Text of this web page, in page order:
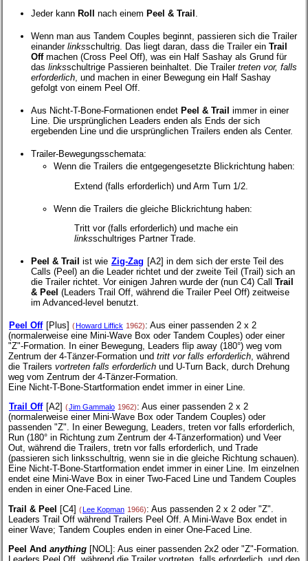
Jeder kann Roll nach einem Peel & Trail .
Wenn man aus Tandem Couples beginnt, passieren sich die Trailer
einander linksschultrig. Das liegt daran, dass die Trailer ein Trail
Offmachen (Cross Peel Off), was ein Half Sashay als Grund für
das linksschultrige Passieren beinhaltet. Die Trailer treten vor, falls
erforderlich, und machen in einer Bewegung ein Half Sashay
gefolgt von einem Peel Off.
Aus Nicht-T-Bone-Formationen endet Peel & Trail immer in einer
Line. Die ursprünglichen Leaders enden als Ends der sich
ergebenden Line und die ursprünglichen Trailers enden als Center.
Trailer-Bewegungsschemata:
Wenn die Trailers die entgegengesetzte Blickrichtung haben:
Extend (falls erforderlich) und Arm Turn 1/2.
Wenn die Trailers die gleiche Blickrichtung haben:
Tritt vor (falls erforderlich) und mache ein
linksschultriges Partner Trade.
Peel & Trail ist wie Zig-Zag [A2] in dem sich der erste Teil des
Calls (Peel) an die Leader richtet und der zweite Teil (Trail) sich an
die Trailer richtet. Vor einigen Jahren wurde der (nun C4) Call Trail
& Peel (Leaders Trail Off, während die Trailer Peel Off) zeitweise
im Advanced-level benutzt.
Peel Off [Plus] (Howard Liffick 1962): Aus einer passenden 2 x 2
(normalerweise eine Mini-Wave Box oder Tandem Couples) oder einer
"Z"-Formation. In einer Bewegung, Leaders flip away (180°) weg vom
Zentrum der 4-Tänzer-Formation und tritt vor falls erforderlich , während
die Trailers vortreten falls erforderlich und U-Turn Back, durch Drehung
weg vom Zentrum der 4-Tänzer-Formation.
Eine Nicht-T-Bone-Startformation endet immer in einer Line.
Trail Off [A2] (Jim Gammalo 1962): Aus einer passenden 2 x 2
(normalerweise einer Mini-Wave Box oder Tandem Couples) oder
passenden "Z". In einer Bewegung, Leaders, treten vor falls erforderlich,
Run (180° in Richtung zum Zentrum der 4-Tänzerformation) und Veer
Out, während die Trailers, tretn vor falls erforderlich, und Trade
(passieren sich linksschultrig, wenn sie in die gleiche Richtung schauen).
Eine Nicht-T-Bone-Startformation endet immer in einer Line. Im einzelnen
endet eine Mini-Wave Box in einer Two-Faced Line und Tandem Couples
enden in einer One-Faced Line.
Trail & Peel [C4] (Lee Kopman 1966): Aus passenden 2 x 2 oder "Z".
Leaders Trail Off während Trailers Peel Off. A Mini-Wave Box endet in
einer Wave; Tandem Couples enden in einer One-Faced Line.
Peel And anything [NOL] : Aus einer passenden 2x2 oder "Z"-Formation.